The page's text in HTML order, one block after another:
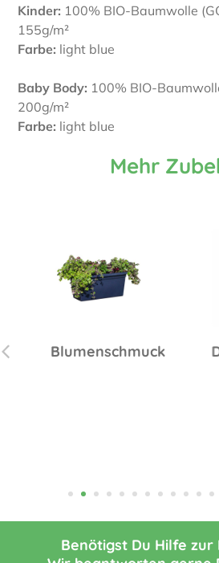
Kinder: 100% BIO-Baumwolle
155g/m²
Farbe: light blue
Baby Body: 100% BIO-
200g/m²
Farbe: light blue
Mehr
Blumenschmuck
Benötigst Du Hilfe zur